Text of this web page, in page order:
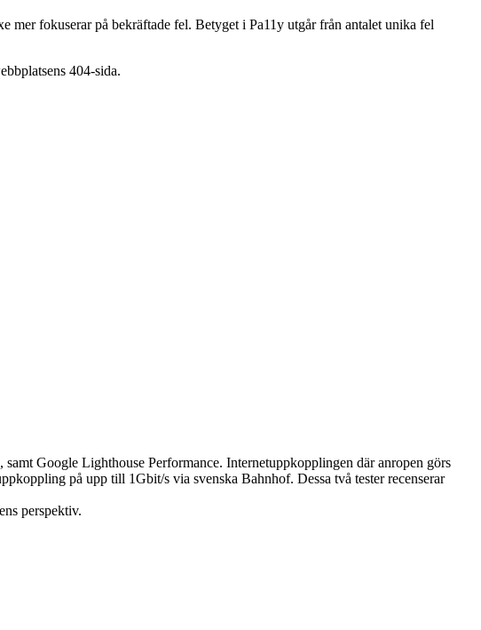
mer fokuserar på bekräftade fel. Betyget i Pa11y utgår från antalet unika fel
404-sida.
Google Lighthouse Performance. Internet­uppkopplingen där anropen görs
på upp till 1Gbit/s via svenska Bahnhof. Dessa två tester recenserar
perspektiv.